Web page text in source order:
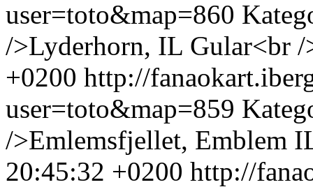
user=toto&map=860
/>Lyderhorn, IL Gular<br /
+0200 http://
user=toto&map=859
/>Emlemsfjellet, Emblem
20:45:32 +0200 http://